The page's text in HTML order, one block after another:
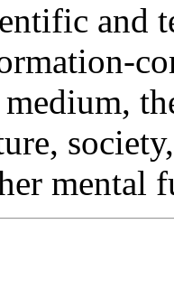
and
mental